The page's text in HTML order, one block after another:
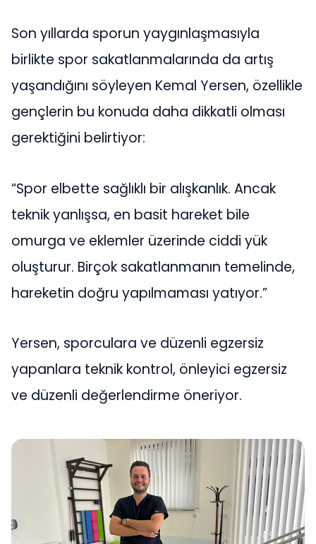
Son yıllarda sporun yaygınlaşmasıyla
birlikte spor sakatlanmalarında da artış
yaşandığını söyleyen Kemal Yersen, özellikle
gençlerin bu konuda daha dikkatli olması
gerektiğini belirtiyor:
“Spor elbette sağlıklı bir alışkanlık. Ancak
teknik yanlışsa, en basit hareket bile
omurga ve eklemler üzerinde ciddi yük
oluşturur. Birçok sakatlanmanın temelinde,
hareketin doğru yapılmaması yatıyor.”
Yersen, sporculara ve düzenli egzersiz
yapanlara teknik kontrol, önleyici egzersiz
ve düzenli değerlendirme öneriyor.